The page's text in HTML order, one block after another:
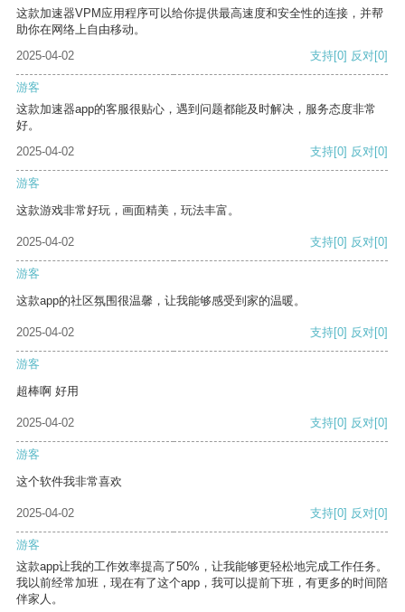
这款加速器VPM应用程序可以给你提供最高速度和安全性的连接，并帮
助你在网络上自由移动。
2025-04-02
支持[0] 反对[0]
游客
这款加速器app的客服很贴心，遇到问题都能及时解决，服务态度非常
好。
2025-04-02
支持[0] 反对[0]
游客
这款游戏非常好玩，画面精美，玩法丰富。
2025-04-02 支持[0] 反对[0]
游客
这款app的社区氛围很温馨，让我能够感受到家的温暖。
2025-04-02 支持[0] 反对[0]
游客
超棒啊 好用
2025-04-02 支持[0] 反对[0]
游客
这个软件我非常喜欢
2025-04-02 支持[0] 反对[0]
游客
这款app让我的工作效率提高了50%，让我能够更轻松地完成工作任务。
我以前经常加班，现在有了这个app，我可以提前下班，有更多的时间陪
伴家人。